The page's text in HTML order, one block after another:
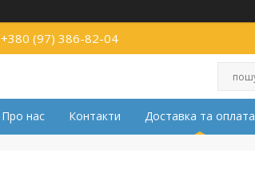
+380 (97) 386-82-04
Про нас Контакти Доставка та оплата